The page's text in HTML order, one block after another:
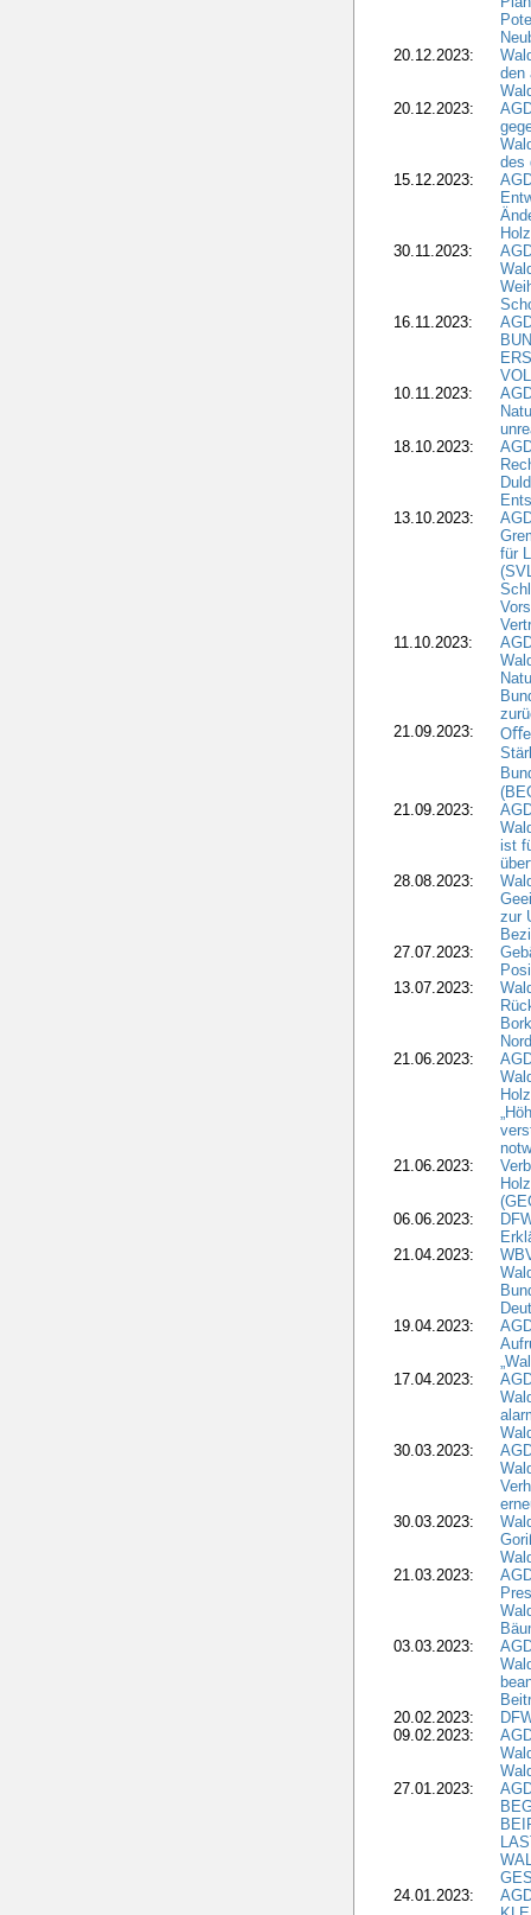
20.12.2023:
den
20.12.2023:
des
15.12.2023:
30.11.2023:
16.11.2023:
10.11.2023:
18.10.2023:
13.10.2023:
für
11.10.2023:
21.09.2023:
21.09.2023:
ist
28.08.2023:
zur
27.07.2023:
13.07.2023:
21.06.2023:
21.06.2023:
06.06.2023:
21.04.2023:
19.04.2023:
17.04.2023:
30.03.2023:
30.03.2023:
21.03.2023:
03.03.2023:
20.02.2023:
09.02.2023:
27.01.2023:
24.01.2023: